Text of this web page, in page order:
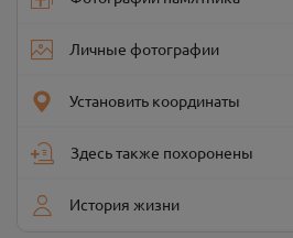
Личные фотографии
Установить координаты
Здесь также похоронены
История жизни